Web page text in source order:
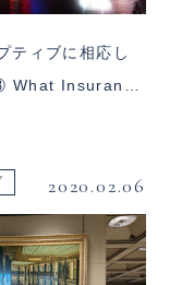
ィブに相応し
What Insuran…
2020.02.06